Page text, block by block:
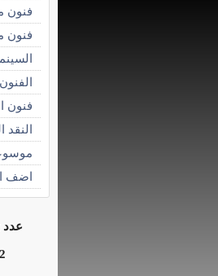
فنون
فنون
فنون
النقد
اضف
عدد